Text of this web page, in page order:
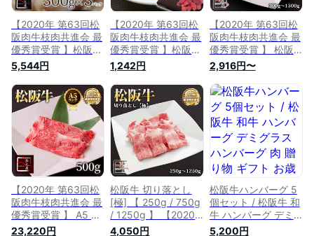
【2020年 第63回松
阪肉牛枝肉共進会 最
優秀賞受賞 】松阪牛
コプチャン 【 300g
× 3パック 】 牛 牛肉
ギフト 松坂牛 お歳
暮 クリスマス お中
元 ホルモン コプチ
ャン 誕生日プレゼン
ト プレゼント 贈り
物 長太屋 冷凍便発
送
5,544円
【2020年 第63回松
阪肉牛枝肉共進会 最
優秀賞受賞 】松阪牛
シチュー 【 ビーフ
シチュー 】 レトル
ト 牛 牛肉 ギフト 松
坂牛 お歳暮 クリス
マス お中元 シチュ
ー 誕生日プレゼント
プレゼント 贈り物
長太屋
1,242円
【2020年 第63回松
阪肉牛枝肉共進会 最
優秀賞受賞 】 松阪
牛 切り落とし 【
300g 】 牛 牛肉 ギ
フト 松坂牛 お歳暮
クリスマス お中元
すき焼き しゃぶしゃ
ぶ 誕生日プレゼント
プレゼント 贈り物
長太屋
2,916円〜
【2020年 第63回松
阪肉牛枝肉共進会 最
優秀賞受賞 】 A5 等
級 松阪牛 ロース す
23,220円
松阪牛 切り落とし
[極] 【 250g / 750g
/ 1250g 】 【2020
年 第63回松阪肉牛
4,050円
松阪牛ハンバーグ 5
個セット / 松阪牛 和
牛 ハンバーグ デミ
グラスハンバーグ 肉
5,200円